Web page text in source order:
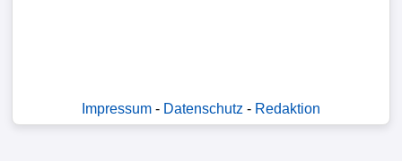
Impressum- Datenschutz - Redaktion